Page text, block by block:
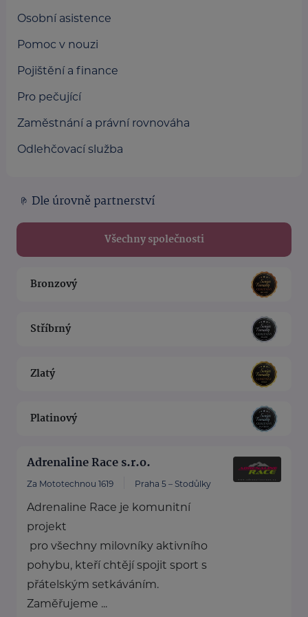
Osobní asistence
Pomoc v nouzi
Pojištění a finance
Pro pečující
Zaměstnání a právní rovnováha
Odlehčovací služba
Dle úrovně partnerství
Všechny společnosti
Bronzový
Stříbrný
Zlatý
Platinový
Adrenaline Race s.r.o.
Za Mototechnou 1619 Praha 5 – Stodůlky
Adrenaline Race je komunitní
projekt
pro všechny milovníky aktivního
pohybu, kteří chtějí spojit sport s
přátelským setkáváním.
Zaměřujeme ...